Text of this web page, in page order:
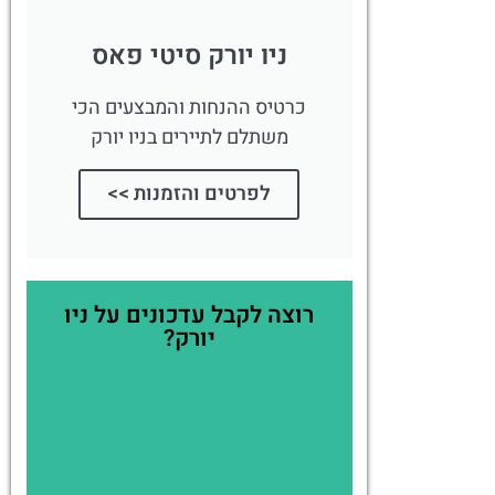
ניו יורק סיטי פאס
כרטיס ההנחות והמבצעים הכי
משתלם לתיירים בניו יורק
לפרטים והזמנות >>
רוצה לקבל עדכונים על ניו
יורק?